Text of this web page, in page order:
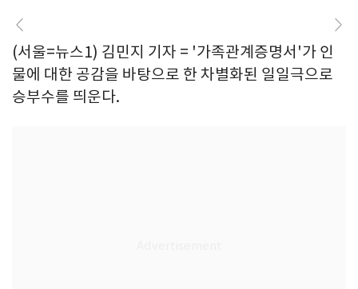
(서울=뉴스1) 김민지 기자 = '가족관계증명서'가 인
물에 대한 공감을 바탕으로 한 차별화된 일일극으로
승부수를 띄운다.